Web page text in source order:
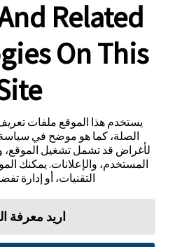
Related
On This
يستخدم هذا الموقع ملفات
الصلة، كما هو موضح في
لأغراض قد تشمل تشغيل الموقع،
المستخدم، والإعلانات. يمكنك
التقنيات، أو إدارة
اريد معرفة